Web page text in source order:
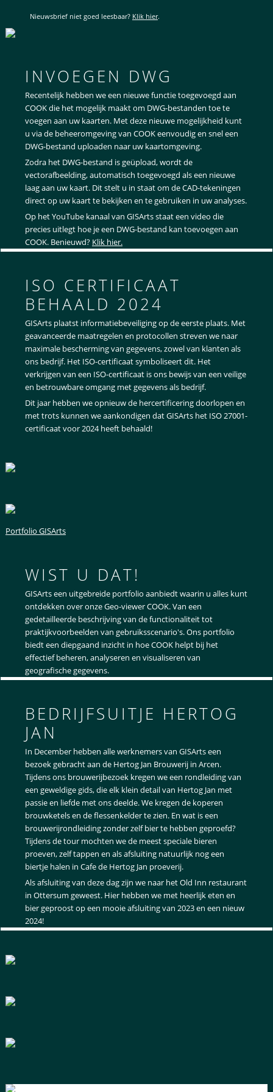
Nieuwsbrief niet goed leesbaar? Klik hier.
INVOEGEN DWG
Recentelijk hebben we een nieuwe functie toegevoegd aan
COOK die het mogelijk maakt om DWG-bestanden toe te
voegen aan uw kaarten. Met deze nieuwe mogelijkheid kunt
u via de beheeromgeving van COOK eenvoudig en snel een
DWG-bestand uploaden naar uw kaartomgeving.
Zodra het DWG-bestand is geüpload, wordt de
vectorafbeelding, automatisch toegevoegd als een nieuwe
laag aan uw kaart. Dit stelt u in staat om de CAD-tekeningen
direct op uw kaart te bekijken en te gebruiken in uw analyses.
Op het YouTube kanaal van GISArts staat een video die
precies uitlegt hoe je een DWG-bestand kan toevoegen aan
COOK. Benieuwd? Klik hier.
ISO CERTIFICAAT
BEHAALD 2024
GISArts plaatst informatiebeveiliging op de eerste plaats. Met
geavanceerde maatregelen en protocollen streven we naar
maximale bescherming van gegevens, zowel van klanten als
ons bedrijf. Het ISO-certificaat symboliseert dit. Het
verkrijgen van een ISO-certificaat is ons bewijs van een veilige
en betrouwbare omgang met gegevens als bedrijf.
Dit jaar hebben we opnieuw de hercertificering doorlopen en
met trots kunnen we aankondigen dat GISArts het ISO 27001-
certificaat voor 2024 heeft behaald!
Portfolio GISArts
WIST U DAT!
GISArts een uitgebreide portfolio aanbiedt waarin u alles kunt
ontdekken over onze Geo-viewer COOK. Van een
gedetailleerde beschrijving van de functionaliteit tot
praktijkvoorbeelden van gebruiksscenario's. Ons portfolio
biedt een diepgaand inzicht in hoe COOK helpt bij het
effectief beheren, analyseren en visualiseren van
geografische gegevens.
BEDRIJFSUITJE HERTOG
JAN
In December hebben alle werknemers van GISArts een
bezoek gebracht aan de Hertog Jan Brouwerij in Arcen.
Tijdens ons brouwerijbezoek kregen we een rondleiding van
een geweldige gids, die elk klein detail van Hertog Jan met
passie en liefde met ons deelde. We kregen de koperen
brouwketels en de flessenkelder te zien. En wat is een
brouwerijrondleiding zonder zelf bier te hebben geproefd?
Tijdens de tour mochten we de meest speciale bieren
proeven, zelf tappen en als afsluiting natuurlijk nog een
biertje halen in Cafe de Hertog Jan proeverij.
Als afsluiting van deze dag zijn we naar het Old Inn restaurant
in Ottersum geweest. Hier hebben we met heerlijk eten en
bier geproost op een mooie afsluiting van 2023 en een nieuw
2024!